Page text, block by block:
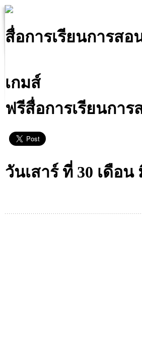
สื่อการเรียนการสอ
เกมส์
ฟรีสื่อการเรียนการ
วันเสาร์ ที่ 30 เดือ